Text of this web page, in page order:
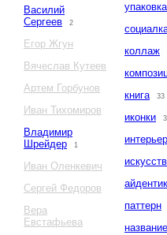
Василий
Сергеев
2
Егор Жгун
Вячеслав Кутеев
Артем Горбунов
Иван Тихомиров
Владимир
Шрейдер
1
Иван Оленкевич
Сергей Федоров
Вера
Евстафьева
упаковка
коллаж
книга 33
иконки
интерьер
паттерн
название